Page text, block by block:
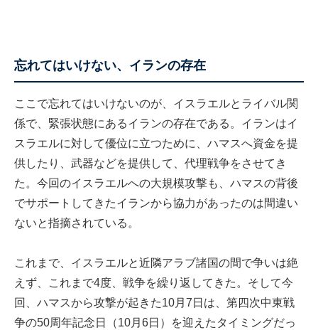
忘れてはいけない、イランの存在
ここで忘れてはいけないのが、イスラエルとライバル関
係で、緊張状態にあるイランの存在である。イランはイ
スラエルに対して優位に立つために、ハマスへ資金を提
供したり、武器などを提供して、代理戦争をさせてき
た。今回のイスラエルへの大規模攻撃も、ハマスの背後
でサポートしてきたイランから協力があったのは間違い
ないと指摘されている。
これまで、イスラエルと近隣アラブ諸国の間で争いは絶
えず、これまで4度、戦争を繰り返してきた。そして今
回、ハマスから攻撃が起きた10月7日は、第四次中東戦
争の50周年記念日（10月6日）を迎えたタイミングだっ